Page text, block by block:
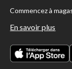
Commencez à
En savoir plus